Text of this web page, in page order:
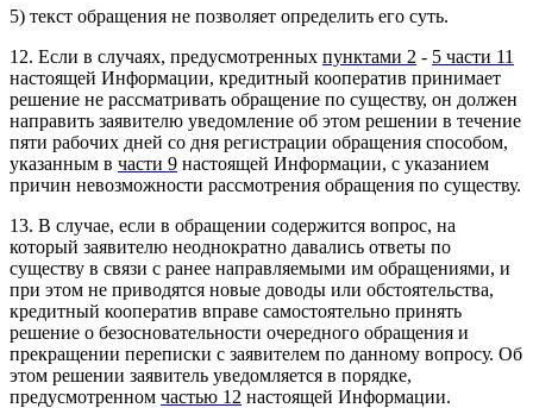
5) текст обращения не позволяет определить его суть.
12. Если в случаях, предусмотренных пунктами 2 - 5 части 11
настоящей Информации, кредитный кооператив принимает
решение не рассматривать обращение по существу, он должен
направить заявителю уведомление об этом решении в течение
пяти рабочих дней со дня регистрации обращения способом,
указанным в части 9 настоящей Информации, с указанием
причин невозможности рассмотрения обращения по существу.
13. В случае, если в обращении содержится вопрос, на
который заявителю неоднократно давались ответы по
существу в связи с ранее направляемыми им обращениями, и
при этом не приводятся новые доводы или обстоятельства,
кредитный кооператив вправе самостоятельно принять
решение о безосновательности очередного обращения и
прекращении переписки с заявителем по данному вопросу. Об
этом решении заявитель уведомляется в порядке,
предусмотренном частью 12 настоящей Информации.
Я согласен на обработкуперсональных данных